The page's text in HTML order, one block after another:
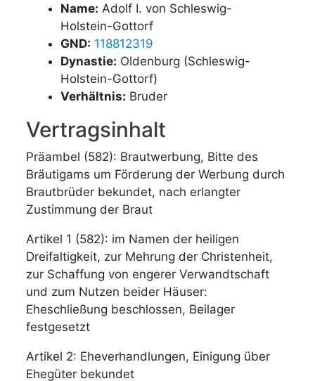
Name: Adolf I. von Schleswig-
Holstein-Gottorf
GND: 118812319
Dynastie: Oldenburg (Schleswig-
Holstein-Gottorf)
Verhältnis: Bruder
Vertragsinhalt
Präambel (582): Brautwerbung, Bitte des
Bräutigams um Förderung der Werbung durch
Brautbrüder bekundet, nach erlangter
Zustimmung der Braut
Artikel 1 (582): im Namen der heiligen
Dreifaltigkeit, zur Mehrung der Christenheit,
zur Schaffung von engerer Verwandtschaft
und zum Nutzen beider Häuser:
Eheschließung beschlossen, Beilager
festgesetzt
Artikel 2: Eheverhandlungen, Einigung über
Ehegüter bekundet